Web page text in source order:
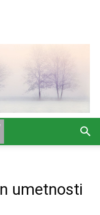
umetnosti